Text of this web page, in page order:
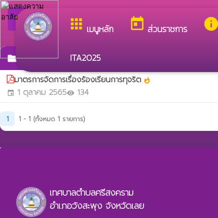
apps เมนูหลัก today ส่วนราชการ
ITA2025
arrow_back_ios กลับเมนูหลัก ยินดีต้อนรับสู่เว็บไซต์ขอ
folderมาตรการจัดการเรื่องร้องเรียนการทุจริต
มาตรการจัดการเรื่องร้องเรียนการทุจริต whatshot
event 1 ตุลาคม 2565visibility 134
1 1 - 1 (ทั้งหมด 1 รายการ)
เทศบาลตำบลศรีสงคราม
อำเภอวังสะพุง จังหวัดเลย